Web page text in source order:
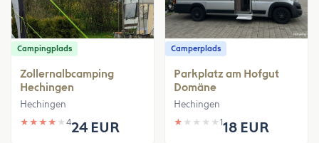
Campingplads
Zollernalbcamping
Hechingen
Hechingen
★ ★ ★ ★ ★ 424 EUR
Camperplads
Parkplatz am Hofgut
Domäne
Hechingen
★ ★ ★ ★ ★ 118 EUR